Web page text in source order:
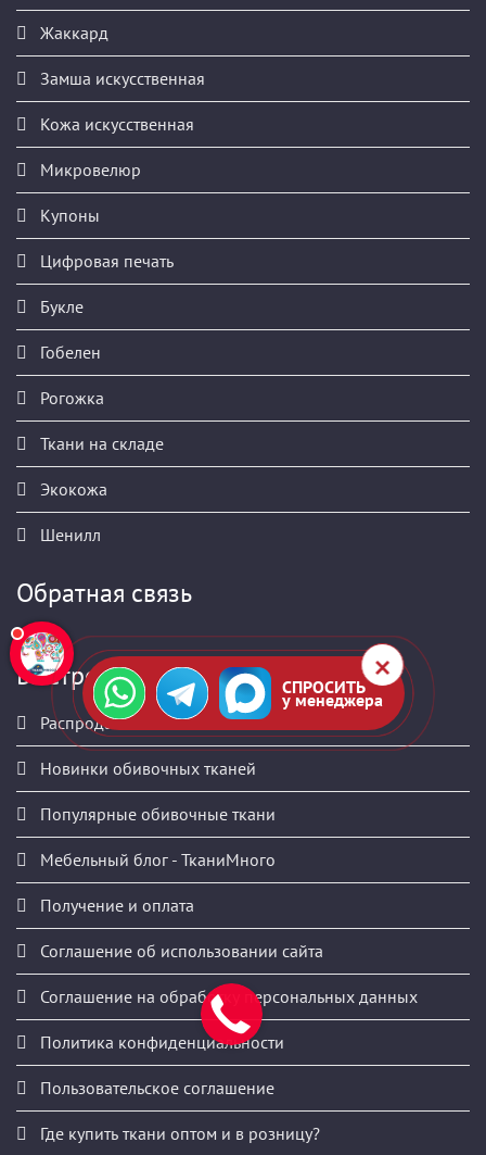
СПРОСИТЬ
у менеджера
Жаккард
Замша искусственная
Кожа искусственная
Микровелюр
Купоны
Цифровая печать
Букле
Гобелен
Рогожка
Ткани на складе
Экокожа
Шенилл
Обратная связь
Быстрое меню
Распродажа мебельных тканей
Новинки обивочных тканей
Популярные обивочные ткани
Мебельный блог - ТканиМного
Получение и оплата
Соглашение об использовании сайта
Соглашение на обработку персональных данных
Политика конфиденциальности
Пользовательское соглашение
Где купить ткани оптом и в розницу?